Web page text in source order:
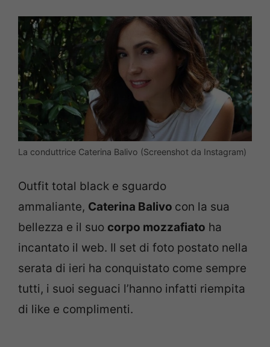
La conduttrice Caterina Balivo (Screenshot da Instagram)
Outfit total black e sguardo
ammaliante, Caterina Balivo con la sua
bellezza e il suo corpo mozzafiato ha
incantato il web. Il set di foto postato nella
serata di ieri ha conquistato come sempre
tutti, i suoi seguaci l’hanno infatti riempita
di like e complimenti.